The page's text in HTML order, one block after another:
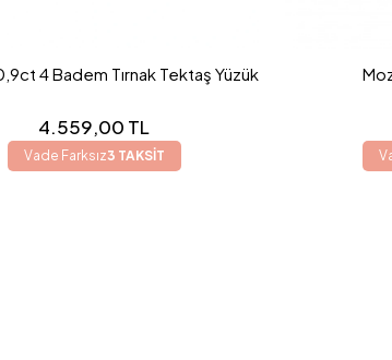
4 Badem Tırnak Tektaş Yüzük
4.559,00 TL
Vade Farksız3 TAKSİT